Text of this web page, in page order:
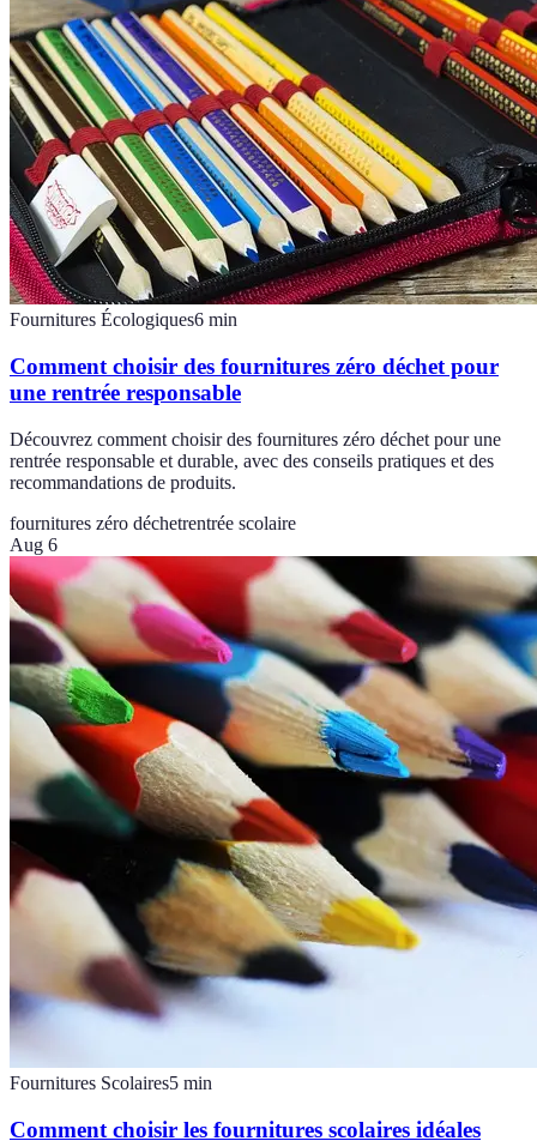
Fournitures Écologiques6 min
Comment choisir des fournitures zéro déchet pour
une rentrée responsable
Découvrez comment choisir des fournitures zéro déchet pour une
rentrée responsable et durable, avec des conseils pratiques et des
recommandations de produits.
fournitures zéro déchetrentrée scolaire
Aug 6
Fournitures Scolaires5 min
Comment choisir les fournitures scolaires idéales